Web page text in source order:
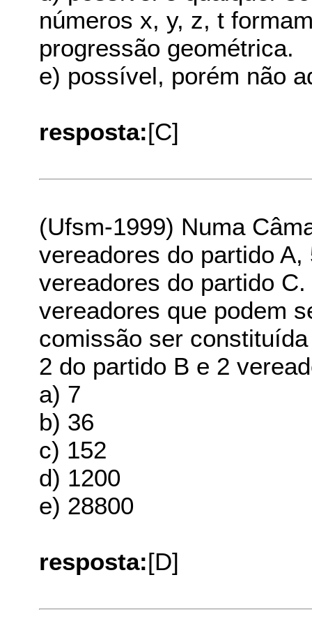
números x, y, z, t
progressão geométrica.
e) possível, porém não
resposta:[C]
(Ufsm-1999) Numa
vereadores do partido
vereadores do partido
vereadores que podem
comissão ser
2 do partido B e 2
a) 7
b) 36
c) 152
d) 1200
e) 28800
resposta:[D]